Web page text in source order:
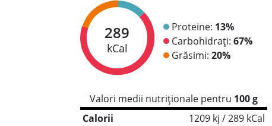
289
kCal
Proteine: 13%
Carbohidrați: 67%
Grăsimi: 20%
Valori medii nutriționale pentru 100 g
Calorii
1209 kj / 289 kCal